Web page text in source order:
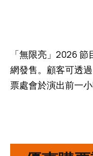
「無限亮」2026 節
網發售。顧客可透
票處會於演出前一